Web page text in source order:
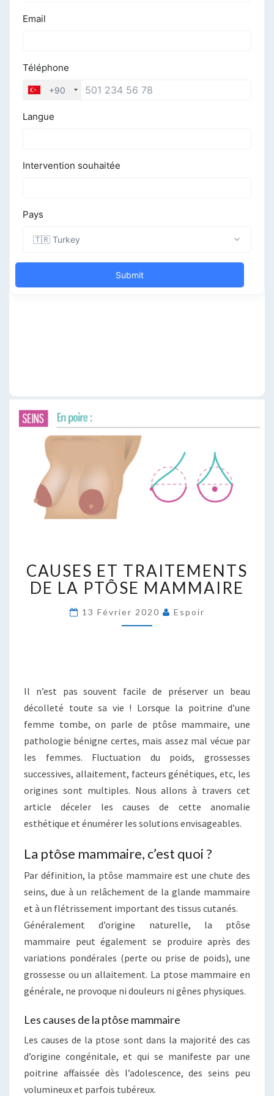
ET
TRAITEMENTS
DE
LA
PTÔSE
CAUSES ET TRAITEMENTS
DE LA PTÔSE MAMMAIRE
13 Février 2020 Espoir
Il n’est pas souvent facile de préserver un beau
décolleté toute sa vie ! Lorsque la poitrine d’une
femme tombe, on parle de ptôse mammaire, une
pathologie bénigne certes, mais assez mal vécue par
les femmes. Fluctuation du poids, grossesses
successives, allaitement, facteurs génétiques, etc, les
origines sont multiples. Nous allons à travers cet
article déceler les causes de cette anomalie
esthétique et énumérer les solutions envisageables.
La ptôse mammaire, c’est quoi ?
Par définition, la ptôse mammaire est une chute des
seins, due à un relâchement de la glande mammaire
et à un flétrissement important des tissus cutanés.
Généralement d’origine naturelle, la ptôse
mammaire peut également se produire après des
variations pondérales (perte ou prise de poids), une
grossesse ou un allaitement. La ptose mammaire en
générale, ne provoque ni douleurs ni gênes physiques.
Les causes de la ptôse mammaire
Les causes de la ptose sont dans la majorité des cas
d’origine congénitale, et qui se manifeste par une
poitrine affaissée dès l’adolescence, des seins peu
volumineux et parfois tubéreux.